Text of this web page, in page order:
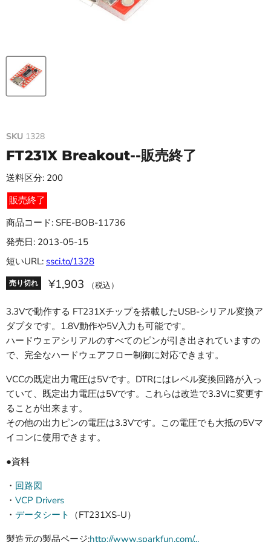
SKU 1328
FT231X Breakout--販売終了
送料区分: 200
販売終了
商品コード: SFE-BOB-11736
発売日: 2013-05-15
短いURL: ssci.to/1328
売り切れ ¥1,903 （税込）
3.3Vで動作する FT231Xチップを搭載したUSB-シリアル変換ア
ダプタです。1.8V動作や5V入力も可能です。
ハードウェアシリアルのすべてのピンが引き出されていますの
で、完全なハードウェアフロー制御に対応できます。
VCCの既定出力電圧は5Vです。DTRにはレベル変換回路が入っ
ていて、既定出力電圧は5Vです。これらは改造で3.3Vに変更す
ることが出来ます。
その他の出力ピンの電圧は3.3Vです。この電圧でも大抵の5Vマ
イコンに使用できます。
●資料
・ 回路図
・ VCP Drivers
・ データシート （FT231XS-U）
製造元の製品ページ:http://www.sparkfun.com/...